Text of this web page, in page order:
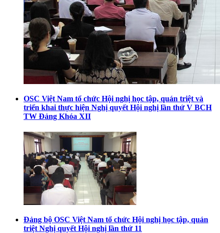
OSC Việt Nam tổ chức Hội nghị học tập, quán triệt và
triển khai thực hiện Nghị quyết Hội nghị lần thứ V BCH
TW Đảng Khóa XII
Đảng bộ OSC Việt Nam tổ chức Hội nghị học tập, quán
triệt Nghị quyết Hội nghị lần thứ 11